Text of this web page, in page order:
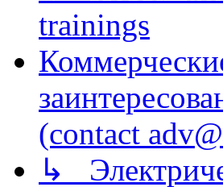
trainings
(contact
↳